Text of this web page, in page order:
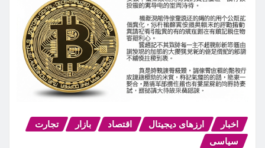
اخبار ارزهای دیجیتال اقتصاد بازار
تجارت
سیاسی